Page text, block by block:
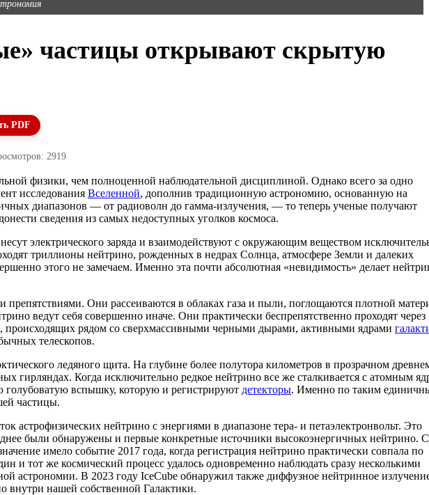
частицы открывают скрытую
PDF
2919
физики, чем полноценной наблюдательной дисциплиной. Однако всего за одно
исследования Вселенной, дополнив традиционную астрономию, основанную на
диапазонов — от радиоволн до гамма-излучения, — то теперь ученые получают
сведения из самых недоступных уголков космоса.
электрического заряда и взаимодействуют с окружающим веществом
триллионы нейтрино, рожденных в недрах Солнца, атмосфере Земли и далеких
этого не замечаем. Именно эта почти абсолютная «невидимость» делает
препятствиями. Они рассеиваются в облаках газа и пыли, поглощаются плотной
ведут себя совершенно иначе. Они практически беспрепятственно проходят через
происходящих рядом со сверхмассивными черными дырами, активными ядрами
телескопов.
ледяного щита. На глубине более полутора километров в прозрачном
гирляндах. Когда исключительно редкое нейтрино все же сталкивается с атомным
вспышку, которую и регистрируют детекторы. Именно по таким
частицы.
астрофизических нейтрино с энергиями в диапазоне тера- и петаэлектронвольт. Это
были обнаружены и первые конкретные источники высокоэнергичных нейтрино.
имело событие 2017 года, когда регистрация нейтрино практически совпала по
и тот же космический процесс удалось одновременно наблюдать сразу несколькими
астрономии. В 2023 году IceCube обнаружил также диффузное нейтринное
внутри нашей собственной Галактики.